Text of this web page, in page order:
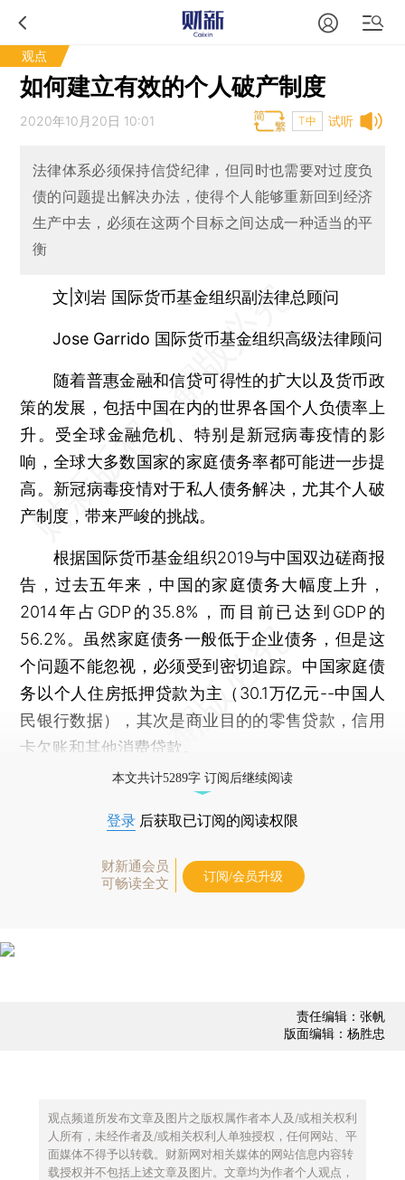
观点
如何建立有效的个人破产制度
试听
2020年10月20日 10:01 T中
法律体系必须保持信贷纪律，但同时也需要对过度负
债的问题提出解决办法，使得个人能够重新回到经济
生产中去，必须在这两个目标之间达成一种适当的平
衡
文|刘岩 国际货币基金组织副法律总顾问
Jose Garrido 国际货币基金组织高级法律顾问
随着普惠金融和信贷可得性的扩大以及货币政
策的发展，包括中国在内的世界各国个人负债率上
升。受全球金融危机、特别是新冠病毒疫情的影
响，全球大多数国家的家庭债务率都可能进一步提
高。新冠病毒疫情对于私人债务解决，尤其个人破
产制度，带来严峻的挑战。
根据国际货币基金组织2019与中国双边磋商报
告，过去五年来，中国的家庭债务大幅度上升，
2014年占GDP的35.8%，而目前已达到GDP的
56.2%。虽然家庭债务一般低于企业债务，但是这
个问题不能忽视，必须受到密切追踪。中国家庭债
务以个人住房抵押贷款为主（30.1万亿元--中国人
民银行数据），其次是商业目的的零售贷款，信用
卡欠账和其他消费贷款。
本文共计5289字 订阅后继续阅读
登录 后获取已订阅的阅读权限
财新通会员
可畅读全文
订阅/会员升级
责任编辑：张帆
版面编辑：杨胜忠
观点频道所发布文章及图片之版权属作者本人及/或相关权利
人所有，未经作者及/或相关权利人单独授权，任何网站、平
面媒体不得予以转载。财新网对相关媒体的网站信息内容转
载授权并不包括上述文章及图片。文章均为作者个人观点，